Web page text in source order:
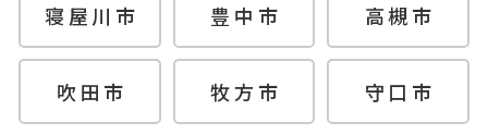
寝屋川市 豊中市 高槻市
吹田市 牧方市 守口市